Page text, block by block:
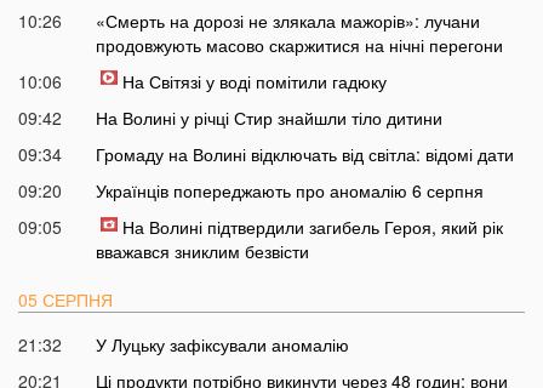
10:26
«Смерть на дорозі не злякала мажорів»: лучани
продовжують масово скаржитися на нічні перегони
10:06
На Світязі у воді помітили гадюку
09:42
На Волині у річці Стир знайшли тіло дитини
09:34
Громаду на Волині відключать від світла: відомі дати
09:20
Українців попереджають про аномалію 6 серпня
09:05
На Волині підтвердили загибель Героя, який рік
вважався зниклим безвісти
05 СЕРПНЯ
21:32
У Луцьку зафіксували аномалію
20:21
Ці продукти потрібно викинути через 48 годин: вони